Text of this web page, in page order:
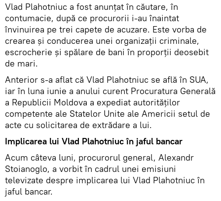
Vlad Plahotniuc a fost anunțat în căutare, în
contumacie, după ce procurorii i-au înaintat
învinuirea pe trei capete de acuzare. Este vorba de
crearea și conducerea unei organizații criminale,
escrocherie și spălare de bani în proporții deosebit
de mari.
Anterior s-a aflat că Vlad Plahotniuc se află în SUA,
iar în luna iunie a anului curent Procuratura Generală
a Republicii Moldova a expediat autorităților
competente ale Statelor Unite ale Americii setul de
acte cu solicitarea de extrădare a lui.
Implicarea lui Vlad Plahotniuc în jaful bancar
Acum câteva luni, procurorul general, Alexandr
Stoianoglo, a vorbit în cadrul unei emisiuni
televizate despre implicarea lui Vlad Plahotniuc în
jaful bancar.